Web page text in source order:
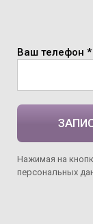
Ваш телефон *
Нажимая на
персональных